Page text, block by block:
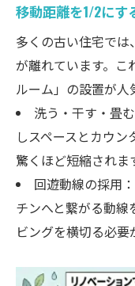
移動距離を1/2にす
多くの古い住宅で
が離れています。こ
ルーム」の設置が人
洗う・干す・畳
しスペースとカウ
驚くほど短縮されま
回遊動線の採用
チンへと繋がる動線
ビングを横切る必要